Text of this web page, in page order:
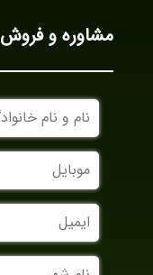
مشاوره و فروش
نام
و
نام
خانوادگی
موبایل
ایمیل
نام